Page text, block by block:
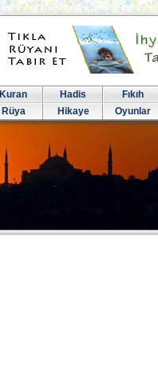
Kuran Hadis Fıkıh
Rüya Hikaye Oyunlar